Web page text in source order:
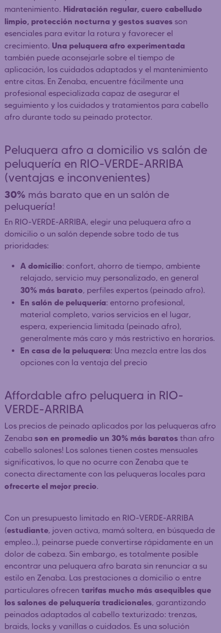
mantenimiento. Hidratación regular, cuero cabelludo
limpio, protección nocturna y gestos suaves son
esenciales para evitar la rotura y favorecer el
crecimiento. Una peluquera afro experimentada
también puede aconsejarle sobre el tiempo de
aplicación, los cuidados adaptados y el mantenimiento
entre citas. En Zenaba, encuentre fácilmente una
profesional especializada capaz de asegurar el
seguimiento y los cuidados y tratamientos para cabello
afro durante todo su peinado protector.
Peluquera afro a domicilio vs salón de
peluquería en RIO-VERDE-ARRIBA
(ventajas e inconvenientes)
30% más barato que en un salón de
peluquería!
En RIO-VERDE-ARRIBA, elegir una peluquera afro a
domicilio o un salón depende sobre todo de tus
prioridades:
A domicilio: confort, ahorro de tiempo, ambiente
relajado, servicio muy personalizado, en general
30% más barato, perfiles expertos (peinado afro).
En salón de peluquería: entorno profesional,
material completo, varios servicios en el lugar,
espera, experiencia limitada (peinado afro),
generalmente más caro y más restrictivo en horarios.
En casa de la peluquera: Una mezcla entre las dos
opciones con la ventaja del precio
Affordable afro peluquera in RIO-
VERDE-ARRIBA
Los precios de peinado aplicados por las peluqueras afro
Zenaba son en promedio un 30% más baratos than afro
cabello salones! Los salones tienen costes mensuales
significativos, lo que no ocurre con Zenaba que te
conecta directamente con las peluqueras locales para
ofrecerte el mejor precio.
Con un presupuesto limitado en RIO-VERDE-ARRIBA
(estudiante, joven activa, mamá soltera, en búsqueda de
empleo..), peinarse puede convertirse rápidamente en un
dolor de cabeza. Sin embargo, es totalmente posible
encontrar una peluquera afro barata sin renunciar a su
estilo en Zenaba. Las prestaciones a domicilio o entre
particulares ofrecen tarifas mucho más asequibles que
los salones de peluquería tradicionales, garantizando
peinados adaptados al cabello texturizado: trenzas,
braids, locks y vanillas o cuidados. Es una solución